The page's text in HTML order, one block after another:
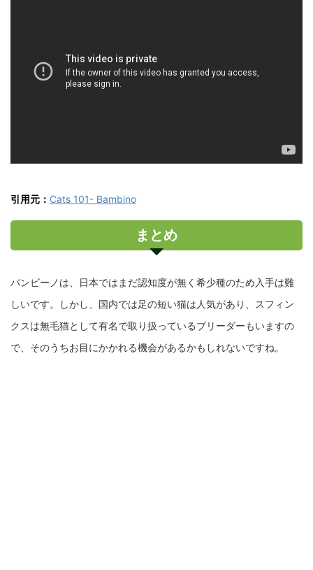
引用元： Cats 101- Bambino
まとめ
バンビーノは、日本ではまだ認知度が無く希少種のため入手は難
しいです。しかし、国内では足の短い猫は人気があり、スフィン
クスは無毛猫として有名で取り扱っているブリーダーもいますの
で、そのうちお目にかかれる機会があるかもしれないですね。